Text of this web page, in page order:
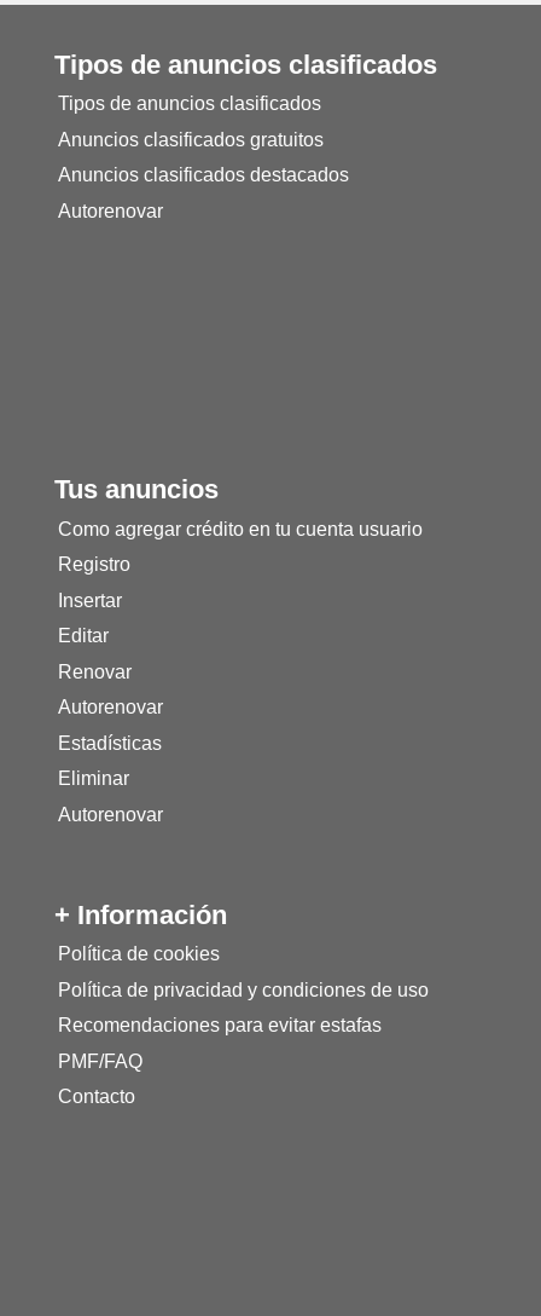
Tipos de anuncios clasificados
Tipos de anuncios clasificados
Anuncios clasificados gratuitos
Anuncios clasificados destacados
Autorenovar
Tus anuncios
Como agregar crédito en tu cuenta usuario
Registro
Insertar
Editar
Renovar
Autorenovar
Estadísticas
Eliminar
Autorenovar
+ Información
Política de cookies
Política de privacidad y condiciones de uso
Recomendaciones para evitar estafas
PMF/FAQ
Contacto